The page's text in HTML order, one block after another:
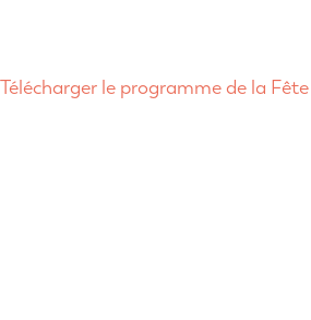
Télécharger le programme de la